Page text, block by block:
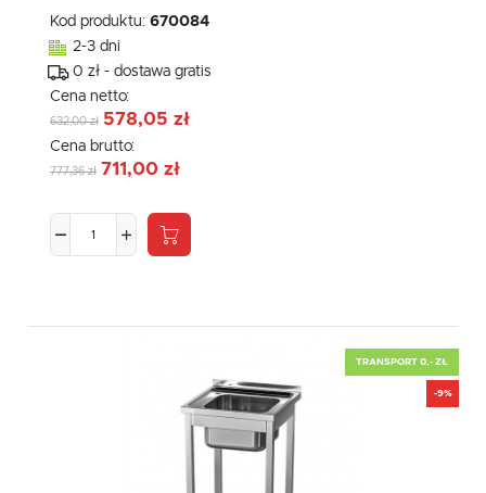
Kod produktu: 670084
2-3 dni
0 zł - dostawa gratis
Cena netto:
632,00 zł 578,05 zł
Cena brutto:
777,36 zł 711,00 zł
TRANSPORT 0,- ZŁ
-9%